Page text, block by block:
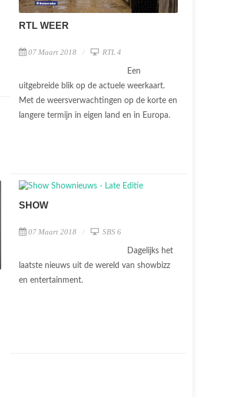
RTL WEER
07 Maart 2018 RTL 4
Een
uitgebreide blik op de actuele weerkaart.
Met de weersverwachtingen op de korte en
langere termijn in eigen land en in Europa.
SHOW
07 Maart 2018 SBS 6
Dagelijks het
laatste nieuws uit de wereld van showbizz
en entertainment.